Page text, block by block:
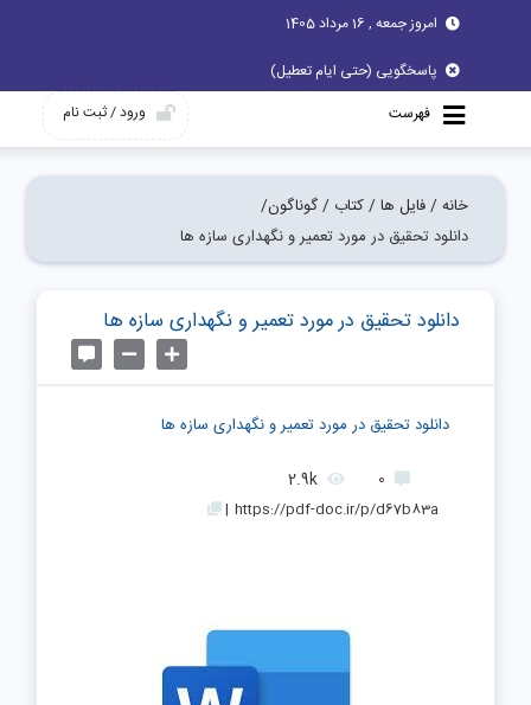
امروز جمعه , 16 مرداد 1405
پاسخگویی (حتی ایام تعطیل)
فهرست
ورود / ثبت نام
خانه / فایل ها / کتاب / گوناگون/
دانلود تحقیق در مورد تعمیر و نگهداری سازه ها
دانلود تحقیق در مورد تعمیر و نگهداری سازه ها
دانلود تحقیق در مورد تعمیر و نگهداری سازه ها
0
2.9k
https://pdf-doc.ir/p/d67b83a
|